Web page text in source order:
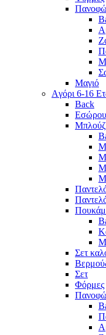
Μαγιό
Aγόρι 6-16
Back
Σετ
Σετ
Φόρμες